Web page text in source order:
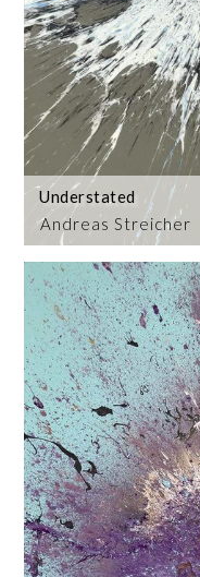
Andreas Streicher
Understated